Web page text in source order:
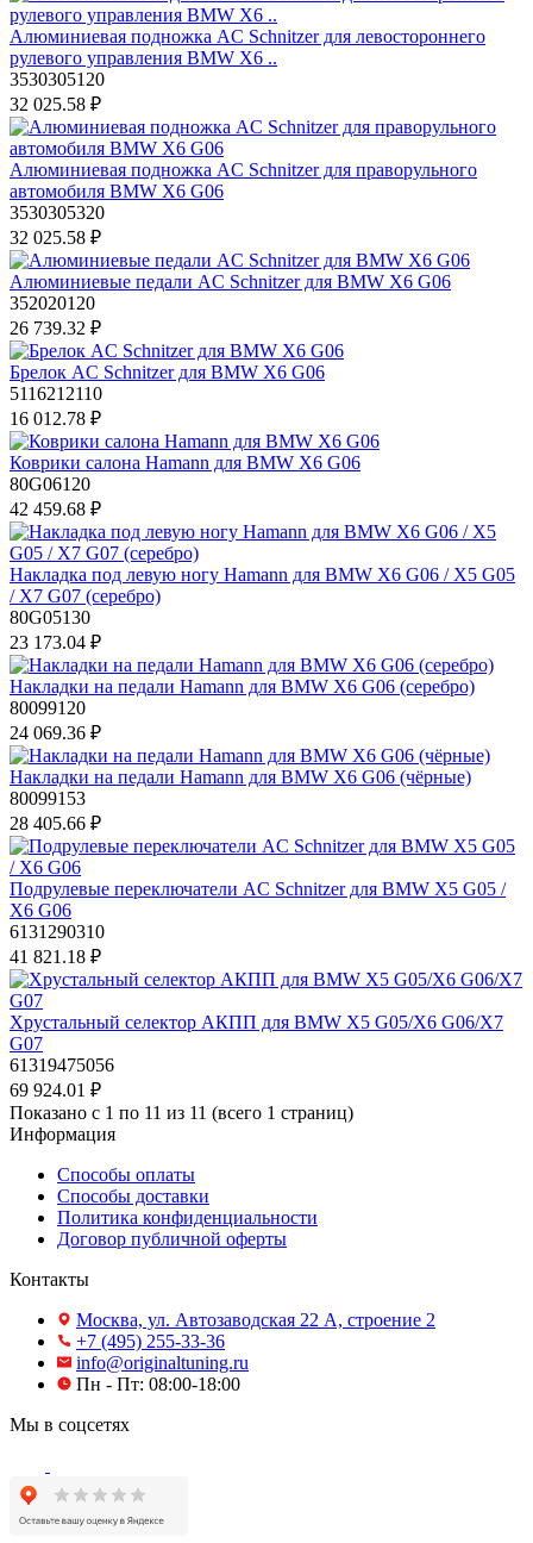
Алюминиевая подножка AC Schnitzer для левостороннего
рулевого управления BMW X6 ..
3530305120
32 025.58 ₽
Алюминиевая подножка AC Schnitzer для праворульного
автомобиля BMW X6 G06
3530305320
32 025.58 ₽
Алюминиевые педали AC Schnitzer для BMW X6 G06
352020120
26 739.32 ₽
Брелок AC Schnitzer для BMW X6 G06
5116212110
16 012.78 ₽
Коврики салона Hamann для BMW X6 G06
80G06120
42 459.68 ₽
Накладка под левую ногу Hamann для BMW X6 G06 / X5 G05
/ X7 G07 (серебро)
80G05130
23 173.04 ₽
Накладки на педали Hamann для BMW X6 G06 (серебро)
80099120
24 069.36 ₽
Накладки на педали Hamann для BMW X6 G06 (чёрные)
80099153
28 405.66 ₽
Подрулевые переключатели AC Schnitzer для BMW X5 G05 /
X6 G06
6131290310
41 821.18 ₽
Хрустальный селектор АКПП для BMW X5 G05/X6 G06/X7
G07
61319475056
69 924.01 ₽
Показано с 1 по 11 из 11 (всего 1 страниц)
Информация
Способы оплаты
Способы доставки
Политика конфиденциальности
Договор публичной оферты
Контакты
Москва, ул. Автозаводская 22 А, строение 2
+7 (495) 255-33-36
info@originaltuning.ru
Пн - Пт: 08:00-18:00
Мы в соцсетях